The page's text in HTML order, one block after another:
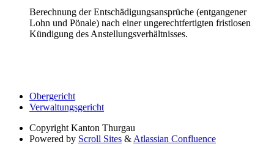
Berechnung der Entschädigungsansprüche (entgangener
Lohn und Pönale) nach einer ungerechtfertigten fristlosen
Kündigung des Anstellungsverhältnisses.
Obergericht
Verwaltungsgericht
Copyright Kanton Thurgau
Powered by Scroll Sites & Atlassian Confluence